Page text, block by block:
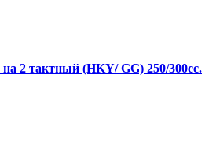
2 тактный (HKY/ GG) 250/300cc.